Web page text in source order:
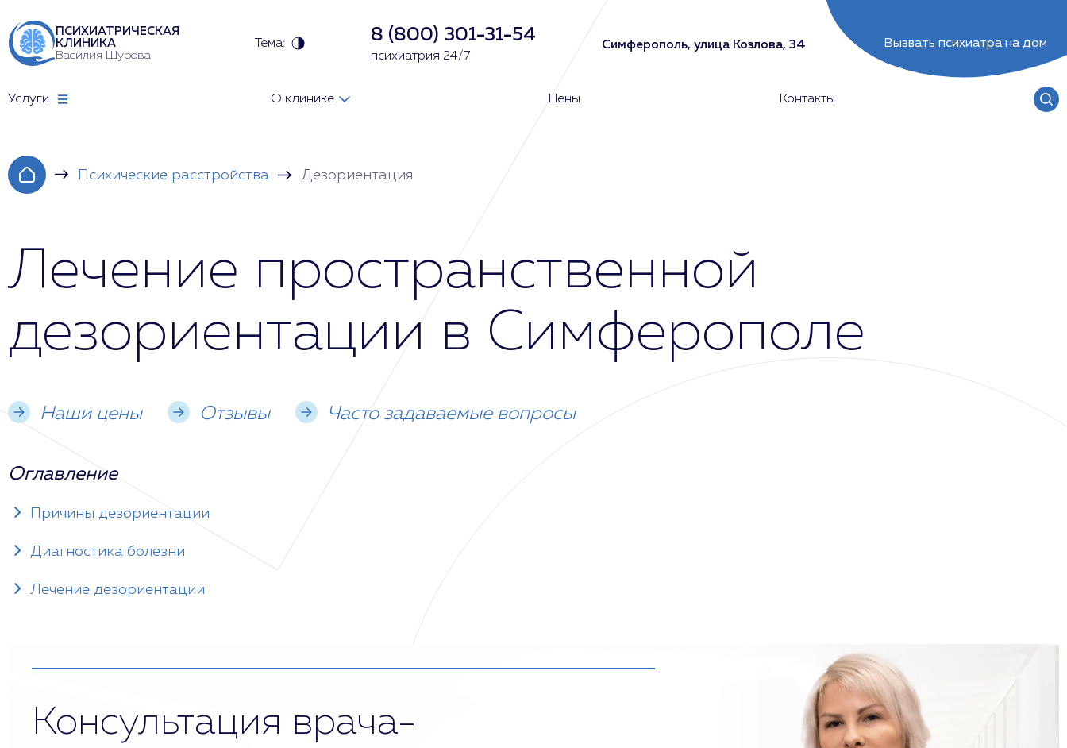
ПСИХИАТРИЧЕСКАЯ
КЛИНИКА
Василия Шурова
Тема: 8 (800) 301-31-54
психиатрия 24/7
Симферополь, улица Козлова, 34 Вызвать психиатра на дом
Услуги О клинике Цены Контакты
Психические расстройства Дезориентация
Лечение пространственной
дезориентации в Симферополе
Наши цены Отзывы Часто задаваемые вопросы
Оглавление
Причины дезориентации
Диагностика болезни
Лечение дезориентации
Консультация врача-